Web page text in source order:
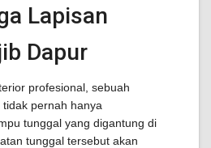
Lapisan
Dapur
profesional, sebuah
pernah hanya
tunggal yang digantung di
tunggal tersebut akan